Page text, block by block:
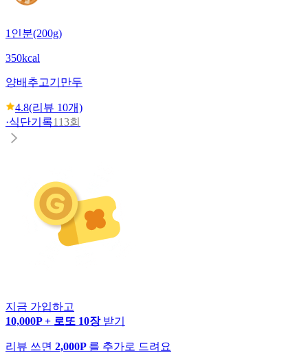
1인분(200g)
350kcal
양배추고기만두
4.8(리뷰 10개)
·식단기록113회
지금 가입하고
10,000P + 로또 10장 받기
리뷰 쓰면 2,000P 를 추가로 드려요